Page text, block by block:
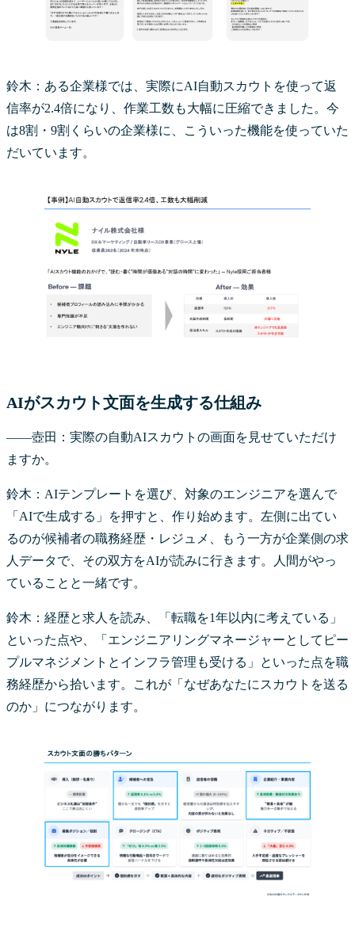
鈴木：ある企業様では、実際にAI自動スカウトを使って返
信率が2.4倍になり、作業工数も大幅に圧縮できました。今
は8割・9割くらいの企業様に、こういった機能を使っていた
だいています。
AIがスカウト文面を生成する仕組み
――壺田：実際の自動AIスカウトの画面を見せていただけ
ますか。
鈴木：AIテンプレートを選び、対象のエンジニアを選んで
「AIで生成する」を押すと、作り始めます。左側に出てい
るのが候補者の職務経歴・レジュメ、もう一方が企業側の求
人データで、その双方をAIが読みに行きます。人間がやっ
ていることと一緒です。
鈴木：経歴と求人を読み、「転職を1年以内に考えている」
といった点や、「エンジニアリングマネージャーとしてピー
プルマネジメントとインフラ管理も受ける」といった点を職
務経歴から拾います。これが「なぜあなたにスカウトを送る
のか」につながります。